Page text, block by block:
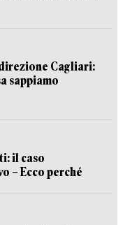
Cagliari:
sappiamo
il caso
– Ecco perché